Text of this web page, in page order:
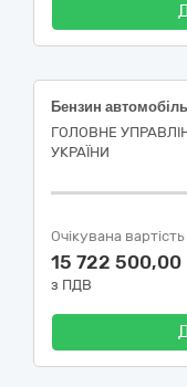
ГОЛОВНЕ
УКРАЇНИ
Очікувана вартість
15 722 500,00
з ПДВ